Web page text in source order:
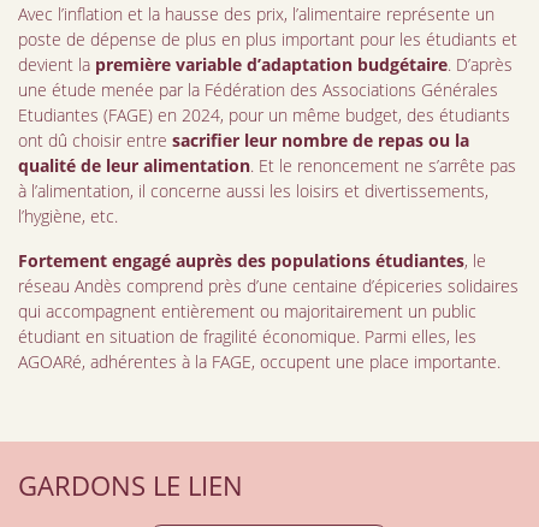
Avec l’inflation et la hausse des prix, l’alimentaire représente un
poste de dépense de plus en plus important pour les étudiants et
devient la première variable d’adaptation budgétaire. D’après
une étude menée par la Fédération des Associations Générales
Etudiantes (FAGE) en 2024, pour un même budget, des étudiants
ont dû choisir entre sacrifier leur nombre de repas ou la
qualité de leur alimentation. Et le renoncement ne s’arrête pas
à l’alimentation, il concerne aussi les loisirs et divertissements,
l’hygiène, etc.
Fortement engagé auprès des populations étudiantes, le
réseau Andès comprend près d’une centaine d’épiceries solidaires
qui accompagnent entièrement ou majoritairement un public
étudiant en situation de fragilité économique. Parmi elles, les
AGOARé, adhérentes à la FAGE, occupent une place importante.
GARDONS LE LIEN